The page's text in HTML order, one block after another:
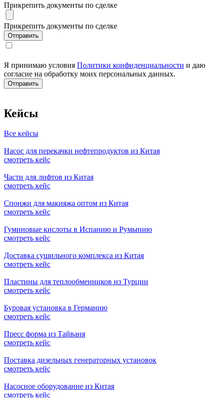
Прикрепить документы по сделке
Прикрепить документы по сделке
Я принимаю условия Политики конфиденциальности и даю
согласие на обработку моих персональных данных.
Кейсы
Все кейсы
Насос для перекачки нефтепродуктов из Китая
смотреть кейс
Части для лифтов из Китая
смотреть кейс
Спонжи для макияжа оптом из Китая
смотреть кейс
Гуминовые кислоты в Испанию и Румынию
смотреть кейс
Доставка сушильного комплекса из Китая
смотреть кейс
Пластины для теплообменников из Турции
смотреть кейс
Буровая установка в Германию
смотреть кейс
Пресс форма из Тайваня
смотреть кейс
Поставка дизельных генераторных установок
смотреть кейс
Насосное оборудование из Китая
смотреть кейс